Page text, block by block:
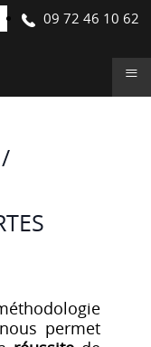
09 72 46 10 62
≡
permet